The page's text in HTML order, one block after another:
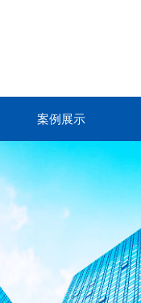
案例展示